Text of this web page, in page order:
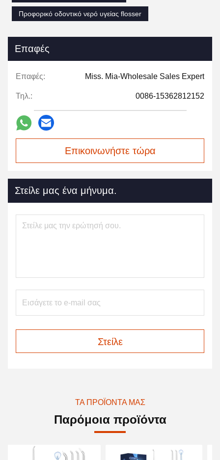
Προφορικό οδοντικό νερό υγείας flosser
Επαφές
Επαφές: Miss. Mia-Wholesale Sales Expert
Τηλ.: 0086-15362812152
Επικοινωνήστε τώρα
Στείλε μας ένα μήνυμα.
Στείλε
ΤΑ ΠΡΟΪΌΝΤΑ ΜΑΣ
Παρόμοια προϊόντα